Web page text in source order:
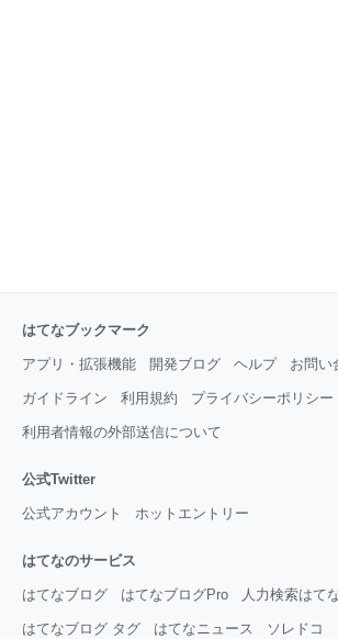
はてなブックマーク
アプリ・拡張機能 開発ブログ ヘルプ お問い
ガイドライン 利用規約 プライバシーポリシー
利用者情報の外部送信について
公式Twitter
公式アカウント ホットエントリー
はてなのサービス
はてなブログ はてなブログPro 人力検索はて
はてなブログ タグ はてなニュース ソレドコ